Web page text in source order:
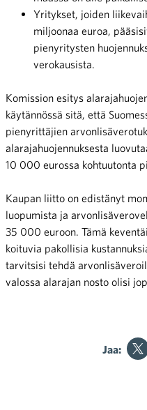
Yritykset, joiden
miljoonaa euroa,
pienyritysten
verokausista.
Komission esitys
käytännössä sitä, että
pienyrittäjien
alarajahuojennuksesta
10 000 eurossa kohtuutonta
Kaupan liitto on edistänyt
luopumista ja
35 000 euroon. Tämä
koituvia pakollisia
tarvitsisi tehdä
valossa alarajan nosto olisi
Jaa: